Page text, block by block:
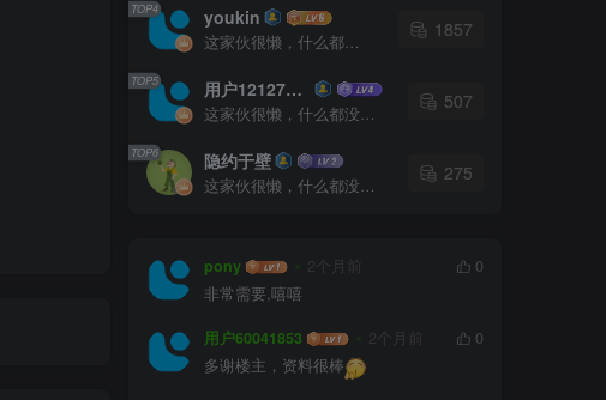
围合
TOP4 youkin
这家伙很懒，什么都没有写...
1857
TOP5 用户12127023
这家伙很懒，什么都没有写...
507
TOP6 隐约于壁
这家伙很懒，什么都没有写...
275
pony 2个月前
0
非常需要,嘻嘻
用户60041853 2个月前
0
多谢楼主，资料很棒